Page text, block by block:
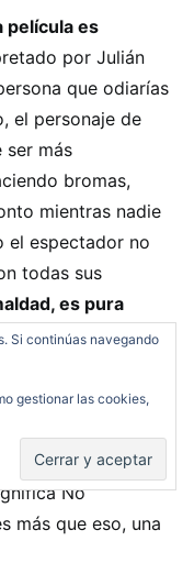
película es
por Julián
que odiarías
el personaje de
ser más
bromas,
mientras nadie
el espectador no
todas sus
es pura
toda la película.
a famosos
de la Rosa está
gozar con
No
más que eso, una
Si continúas navegando
gestionar las cookies,